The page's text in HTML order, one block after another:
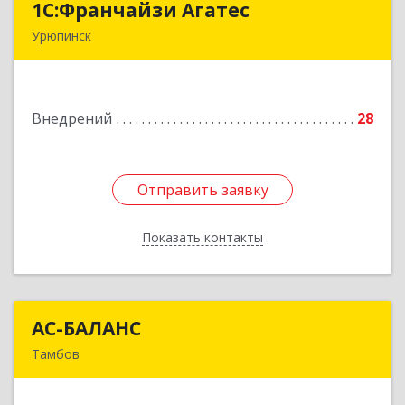
1С:Франчайзи Агатес
Урюпинск
Внедрений 28
Отправить заявку
Показать контакты
1С:Франчайзи Агатес
Подробнее
Отправить заявку
Назад
АС-БАЛАНС
Тамбов